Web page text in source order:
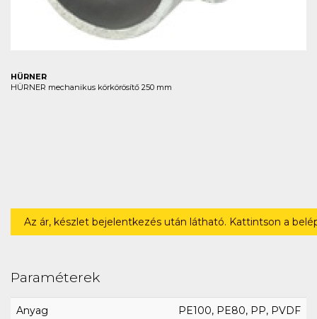
HÜRNER
HÜRNER mechanikus körkörösítő 250 mm
Az ár, készlet bejelentkezés után látható. Kattintson a
Paraméterek
Anyag PE100, PE80, PP, PVDF